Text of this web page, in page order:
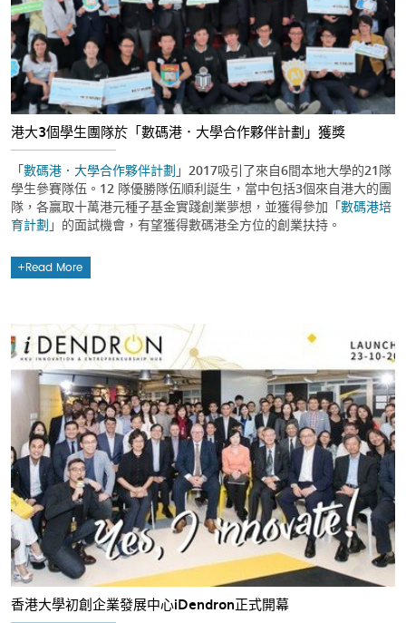
港大3個學生團隊於「數碼港．大學合作夥伴計劃」獲獎
「數碼港．大學合作夥伴計劃 」2017吸引了來自6間本地大學的21隊
學生參賽隊伍。12 隊優勝隊伍順利誕生，當中包括3個來自港大的團
隊，各贏取十萬港元種子基金實踐創業夢想，並獲得參加「數碼港培
育計劃 」的面試機會，有望獲得數碼港全方位的創業扶持。
Read More
香港大學初創企業發展中心iDendron正式開幕